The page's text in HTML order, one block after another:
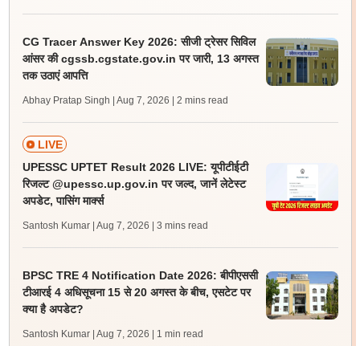
CG Tracer Answer Key 2026: सीजी ट्रेसर सिविल
आंसर की cgssb.cgstate.gov.in पर जारी, 13 अगस्त
तक उठाएं आपत्ति
Abhay Pratap Singh | Aug 7, 2026 | 2 mins read
LIVE
UPESSC UPTET Result 2026 LIVE: यूपीटीईटी
रिजल्ट @upessc.up.gov.in पर जल्द, जानें लेटेस्ट
अपडेट, पासिंग मार्क्स
Santosh Kumar | Aug 7, 2026 | 3 mins read
BPSC TRE 4 Notification Date 2026: बीपीएससी
टीआरई 4 अधिसूचना 15 से 20 अगस्त के बीच, एसटेट पर
क्या है अपडेट?
Santosh Kumar | Aug 7, 2026 | 1 min read